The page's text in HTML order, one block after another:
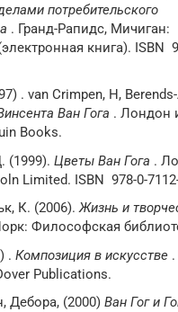
потребительского
. Гранд-Рапидс, Мичиган:
книга). ISBN
. van Crimpen, H,
Ван Гога . Лондон
Books.
(1999). Цветы Ван Гога .
Limited. ISBN 978-0-
К. (2006).Жизнь и
Философская
. Композиция в искусстве
Publications.
Дебора, (2000) Ван Гог и